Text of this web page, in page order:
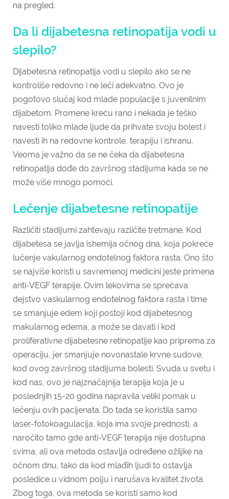
na pregled.
Da li dijabetesna retinopatija vodi u
slepilo?
Dijabetesna retinopatija vodi u slepilo ako se ne
kontroliše redovno i ne leči adekvatno. Ovo je
pogotovo slučaj kod mlade populacije s juvenilnim
dijabetom. Promene kreću rano i nekada je teško
navesti toliko mlade ljude da prihvate svoju bolest i
navesti ih na redovne kontrole, terapiju i ishranu.
Veoma je važno da se ne čeka da dijabetesna
retinopatija dođe do završnog stadijuma kada se ne
može više mnogo pomoći.
Lečenje dijabetesne retinopatije
Različiti stadijumi zahtevaju različite tretmane. Kod
dijabetesa se javlja ishemija očnog dna, koja pokreće
lučenje vakularnog endotelnog faktora rasta. Ono što
se najviše koristi u savremenoj medicini jeste primena
anti-VEGF terapije. Ovim lekovima se sprečava
dejstvo vaskularnog endotelnog faktora rasta i time
se smanjuje edem koji postoji kod dijabetesnog
makularnog edema, a može se davati i kod
proliferativne dijabetesne retinopatije kao priprema za
operaciju, jer smanjuje novonastale krvne sudove,
kod ovog završnog stadijuma bolesti. Svuda u svetu i
kod nas, ovo je najznačajnija terapija koja je u
poslednjih 15-20 godina napravila veliki pomak u
lečenju ovih pacijenata. Do tada se koristila samo
laser-fotokoagulacija, koja ima svoje prednosti, a
naročito tamo gde anti-VEGF terapija nije dostupna
svima, ali ova metoda ostavlja određene ožiljke na
očnom dnu, tako da kod mlađih ljudi to ostavlja
posledice u vidnom polju i narušava kvalitet života.
Zbog toga, ova metoda se koristi samo kod